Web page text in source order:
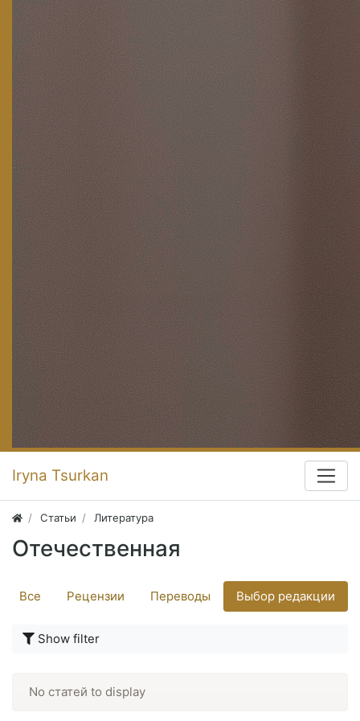
Iryna Tsurkan
Статьи Литература
Отечественная
Все Рецензии Переводы Выбор редакции
Show filter
No статей to display